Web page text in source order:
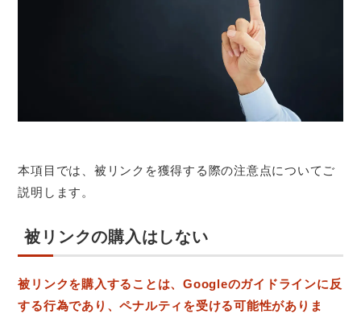
本項目では、被リンクを獲得する際の注意点についてご
説明します。
被リンクの購入はしない
被リンクを購入することは、Googleのガイドラインに反
する行為であり、ペナルティを受ける可能性がありま